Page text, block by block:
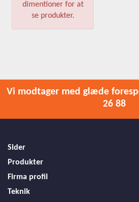
dimentioner for at
se produkter.
Vi modtager med glæde
26 88
Sider
Produkter
Firma profil
Teknik